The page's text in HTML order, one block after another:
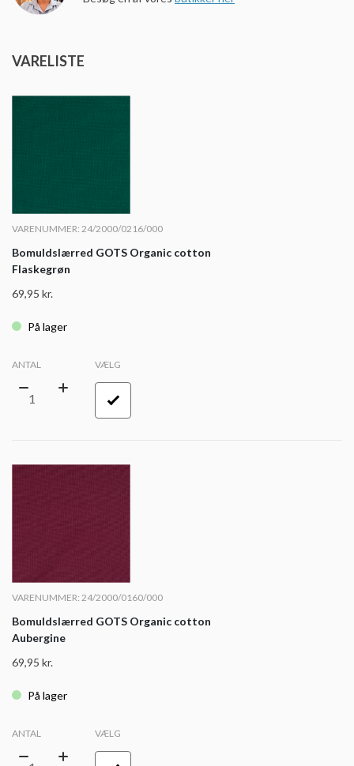
VARELISTE
VARENUMMER: 24/2000/0216/000
Bomuldslærred GOTS Organic cotton
Flaskegrøn
69,95 kr.
På lager
ANTAL VÆLG
VARENUMMER: 24/2000/0160/000
Bomuldslærred GOTS Organic cotton
Aubergine
69,95 kr.
På lager
ANTAL VÆLG